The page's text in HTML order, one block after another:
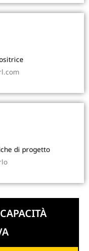
di progetto